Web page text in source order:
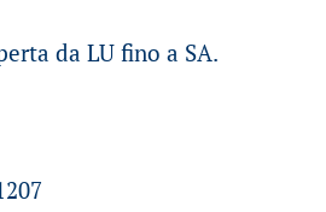
da LU fino a SA.